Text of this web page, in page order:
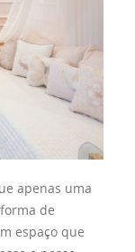
apenas uma
de
espaço que